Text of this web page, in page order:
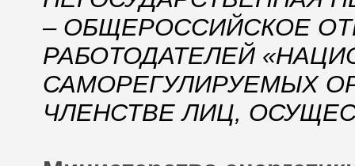
– ОБЩЕРОССИЙСКОЕ
РАБОТОДАТЕЛЕЙ
САМОРЕГУЛИРУЕМЫХ
ЧЛЕНСТВЕ ЛИЦ,